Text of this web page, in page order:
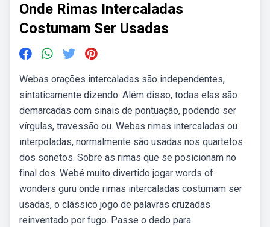
Onde Rimas Intercaladas
Costumam Ser Usadas
Webas orações intercaladas são independentes,
sintaticamente dizendo. Além disso, todas elas são
demarcadas com sinais de pontuação, podendo ser
vírgulas, travessão ou. Webas rimas intercaladas ou
interpoladas, normalmente são usadas nos quartetos
dos sonetos. Sobre as rimas que se posicionam no
final dos. Webé muito divertido jogar words of
wonders guru onde rimas intercaladas costumam ser
usadas, o clássico jogo de palavras cruzadas
reinventado por fugo. Passe o dedo para.